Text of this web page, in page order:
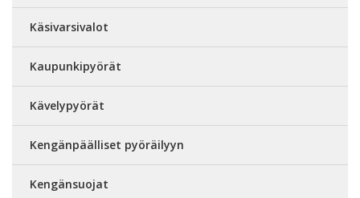
Käsivarsivalot
Kaupunkipyörät
Kävelypyörät
Kengänpäälliset pyöräilyyn
Kengänsuojat